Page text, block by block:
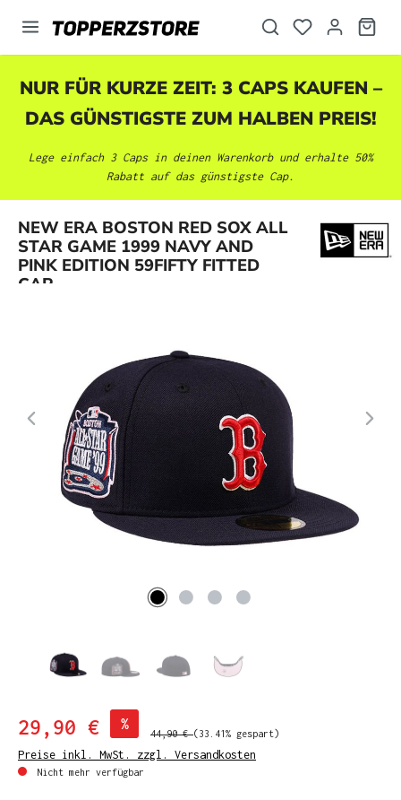
springen
NUR FÜR KURZE ZEIT: 3 CAPS KAUFEN –
DAS GÜNSTIGSTE ZUM HALBEN PREIS!
Lege einfach 3 Caps in deinen Warenkorb und erhalte 50%
Rabatt auf das günstigste Cap.
NEW ERA BOSTON RED SOX ALL
STAR GAME 1999 NAVY AND
PINK EDITION 59FIFTY FITTED
CAP
Bildergalerie überspringen
29,90 € %
44,90 €(33.41% gespart)
Preise inkl. MwSt. zzgl. Versandkosten
Nicht mehr verfügbar